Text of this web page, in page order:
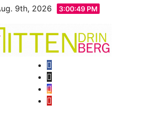
9th, 2026 3:00:52 PM